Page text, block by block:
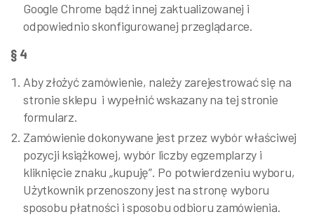
Google Chrome bądź innej zaktualizowanej i
odpowiednio skonfigurowanej przeglądarce.
§ 4
Aby złożyć zamówienie, należy zarejestrować się na
stronie sklepu i wypełnić wskazany na tej stronie
formularz.
Zamówienie dokonywane jest przez wybór właściwej
pozycji książkowej, wybór liczby egzemplarzy i
kliknięcie znaku „kupuję”. Po potwierdzeniu wyboru,
Użytkownik przenoszony jest na stronę wyboru
sposobu płatności i sposobu odbioru zamówienia.